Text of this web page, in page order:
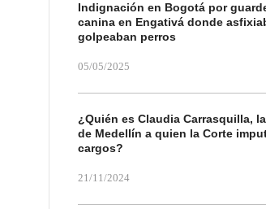
Indignación en Bogotá por
canina en Engativá donde
golpeaban perros
05/05/2025
¿Quién es Claudia Carrasquilla,
de Medellín a quien la Corte
cargos?
21/11/2024